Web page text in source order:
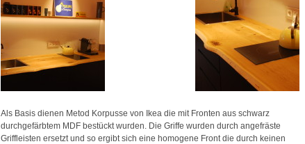
Als Basis dienen Metod Korpusse von Ikea die mit Fronten aus schwarz
durchgefärbtem MDF bestückt wurden. Die Griffe wurden durch angefräste
Griffleisten ersetzt und so ergibt sich eine homogene Front die durch keinen